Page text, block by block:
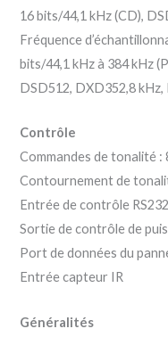
16 bits/44,1 kHz (CD),
Fréquence
bits/44,1 kHz à 384 kHz
DSD512, DXD352,8
Contrôle
Commandes de tonalité :
Contournement de
Entrée de contrôle RS232
Sortie de contrôle de
Port de données du
Entrée capteur IR
Généralités